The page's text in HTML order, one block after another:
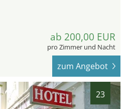
ab 200,00 EUR
pro Zimmer und Nacht
zum Angebot
23